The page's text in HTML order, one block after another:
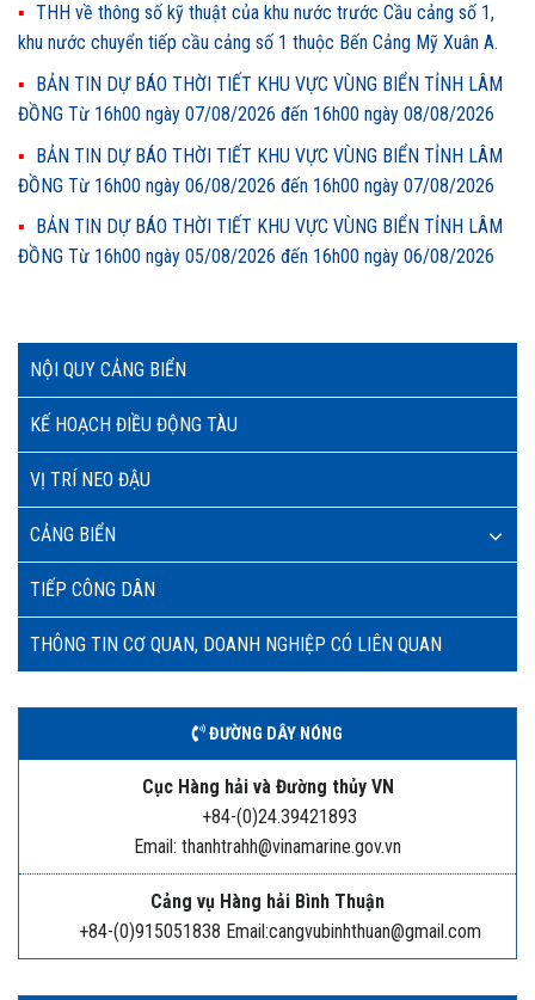
NỘI QUY CẢNG BIỂN
KẾ HOẠCH ĐIỀU ĐỘNG TÀU
VỊ TRÍ NEO ĐẬU
CẢNG BIỂN
TIẾP CÔNG DÂN
THÔNG TIN CƠ QUAN, DOANH NGHIỆP CÓ LIÊN QUAN
ĐƯỜNG DÂY NÓNG
Cục Hàng hải và Đường thủy VN
+84-(0)24.39421893
Email: thanhtrahh@vinamarine.gov.vn
Cảng vụ Hàng hải Bình Thuận
+84-(0)915051838 Email:cangvubinhthuan@gmail.com
THH về thông số kỹ thuật của khu nước trước Cầu cảng số 1,
khu nước chuyển tiếp cầu cảng số 1 thuộc Bến Cảng Mỹ Xuân A.
BẢN TIN DỰ BÁO THỜI TIẾT KHU VỰC VÙNG BIỂN TỈNH LÂM
ĐỒNG Từ 16h00 ngày 07/08/2026 đến 16h00 ngày 08/08/2026
BẢN TIN DỰ BÁO THỜI TIẾT KHU VỰC VÙNG BIỂN TỈNH LÂM
ĐỒNG Từ 16h00 ngày 06/08/2026 đến 16h00 ngày 07/08/2026
BẢN TIN DỰ BÁO THỜI TIẾT KHU VỰC VÙNG BIỂN TỈNH LÂM
ĐỒNG Từ 16h00 ngày 05/08/2026 đến 16h00 ngày 06/08/2026